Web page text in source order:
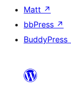
Matt ↗
bbPress ↗
BuddyPress